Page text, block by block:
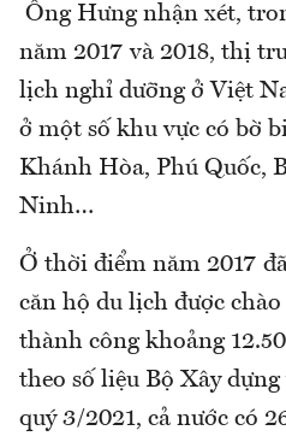
Ông Hưng nhận xét,
năm 2017 và 2018, thị
lịch nghỉ dưỡng ở Việt
ở một số khu vực có bờ
Khánh Hòa, Phú Quốc,
Ninh…
Ở thời điểm năm 2017
căn hộ du lịch được
thành công khoảng
theo số liệu Bộ Xây
quý 3/2021, cả nước có